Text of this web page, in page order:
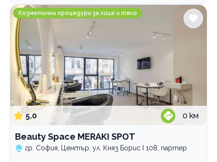
Beauty Space MERAKI SPOT
Козметични процедури за лице и тяло
5.0 0 км
Beauty Space MERAKI SPOT
гр. София, Център, ул. Княз Борис I 108, партер